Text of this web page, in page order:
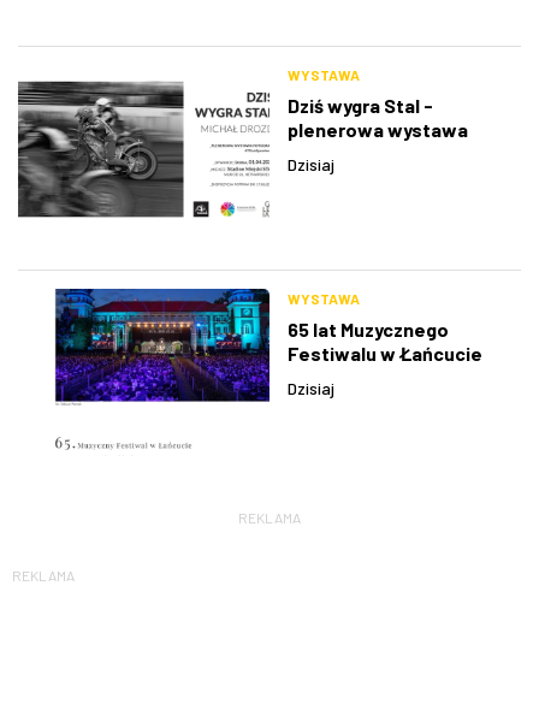
WYSTAWA
Dziś wygra Stal -
plenerowa wystawa
Dzisiaj
WYSTAWA
65 lat Muzycznego
Festiwalu w Łańcucie
Dzisiaj
REKLAMA
REKLAMA